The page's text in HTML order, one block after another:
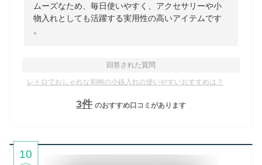
ムーズなため、毎日使いやすく、アクセサリーや小
物入れとしても活躍する実用性の高いアイテムです
。
回答された質問
レトロでおしゃれな和柄の小銭入れの使いやすいおすすめは？
3件 のおすすめ口コミがあります
10